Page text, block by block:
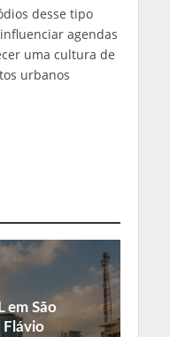
desse tipo
agendas
uma cultura de
urbanos
em São
Flávio